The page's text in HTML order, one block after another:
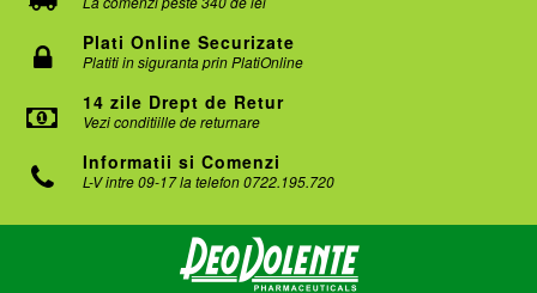
Plati Online Securizate
Platiti in siguranta prin PlatiOnline
14 zile Drept de Retur
Vezi conditiille de returnare
Informatii si Comenzi
L-V intre 09-17 la telefon 0722.195.720